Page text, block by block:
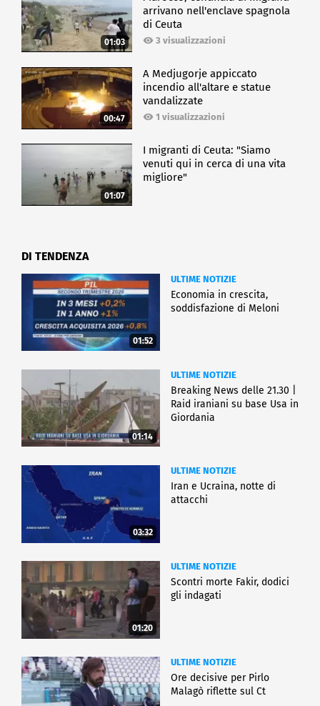
01:03
arrivano nell'enclave spagnola
di Ceuta
3 visualizzazioni
00:47
A Medjugorje appiccato
incendio all'altare e statue
vandalizzate
1 visualizzazioni
01:07
I migranti di Ceuta: "Siamo
venuti qui in cerca di una vita
migliore"
DI TENDENZA
01:52
ULTIME NOTIZIE
Economia in crescita,
soddisfazione di Meloni
01:14
ULTIME NOTIZIE
Breaking News delle 21.30 |
Raid iraniani su base Usa in
Giordania
03:32
ULTIME NOTIZIE
Iran e Ucraina, notte di
attacchi
01:20
ULTIME NOTIZIE
Scontri morte Fakir, dodici
gli indagati
ULTIME NOTIZIE
Ore decisive per Pirlo
Malagò riflette sul Ct